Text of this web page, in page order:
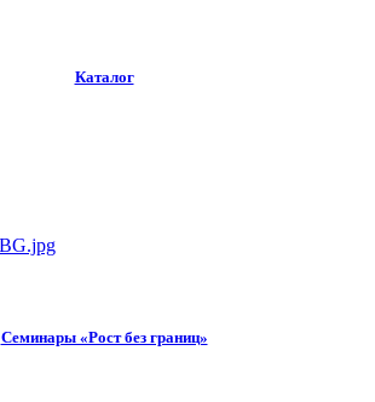
Каталог
Семинары «Рост без границ»